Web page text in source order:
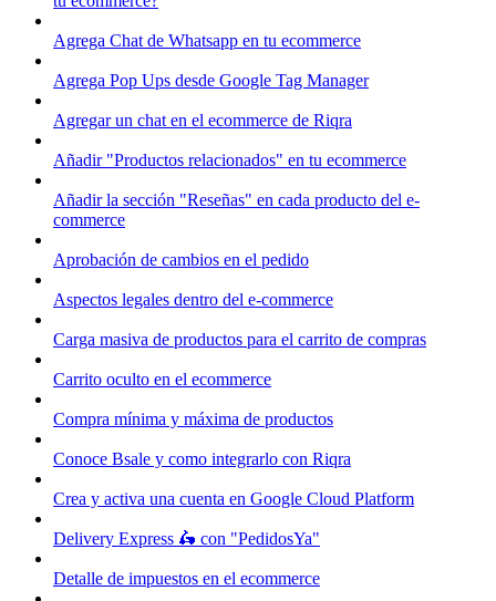
Agrega Chat de Whatsapp en tu ecommerce
Agrega Pop Ups desde Google Tag Manager
Agregar un chat en el ecommerce de Riqra
Añadir "Productos relacionados" en tu ecommerce
Añadir la sección "Reseñas" en cada producto del e-
commerce
Aprobación de cambios en el pedido
Aspectos legales dentro del e-commerce
Carga masiva de productos para el carrito de compras
Carrito oculto en el ecommerce
Compra mínima y máxima de productos
Conoce Bsale y como integrarlo con Riqra
Crea y activa una cuenta en Google Cloud Platform
Delivery Express 🛵 con "PedidosYa"
Detalle de impuestos en el ecommerce